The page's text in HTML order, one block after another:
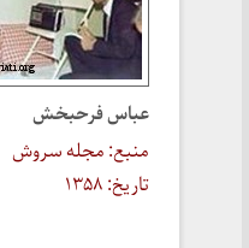
عباس فرحبخش
منبع: مجله سروش
تاریخ: ۱۳۵۸